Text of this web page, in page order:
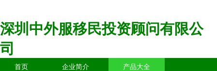
深圳中外服移民投资顾问有限公
司
首页 企业简介 产品大全